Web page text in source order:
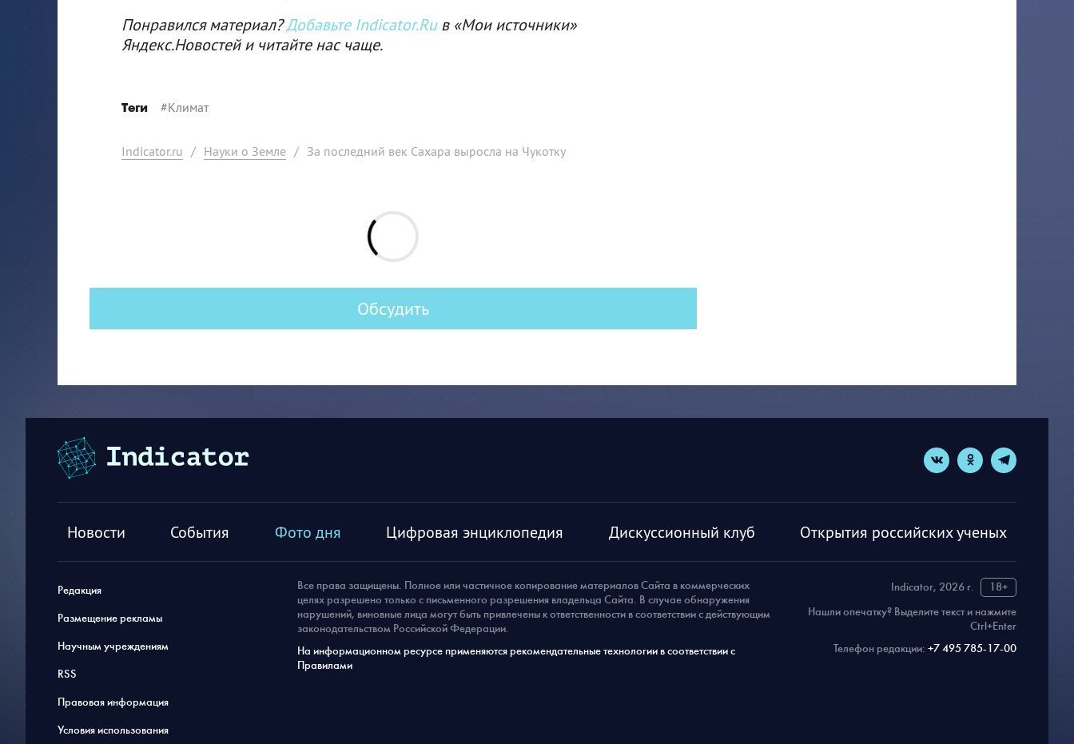
Понравился материал?Добавьте Indicator.Ruв «Мои источники»
Яндекс.Новостей и читайте нас чаще.
Теги #Климат
Indicator.ru / Науки о Земле / За последний век Сахара выросла на Чукотку
Обсудить
Новости События Фото дня Цифровая энциклопедия Дискуссионный клуб Открытия российских ученых
Редакция
Размещение рекламы
Научным учреждениям
RSS
Правовая информация
Условия использования
Indicator, 2026 г.
18+
Нашли опечатку? Выделите текст и нажмите
Ctrl+Enter
Телефон редакции: +7 495 785-17-00
Все права защищены. Полное или частичное копирование материалов Сайта в коммерческих
целях разрешено только с письменного разрешения владельца Сайта. В случае обнаружения
нарушений, виновные лица могут быть привлечены к ответственности в соответствии с действующим
законодательством Российской Федерации.
На информационном ресурсе применяются рекомендательные технологии в соответствии с
Правилами